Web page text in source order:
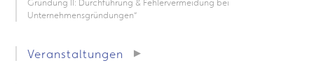
Unternehmensgründungen“
Veranstaltungen